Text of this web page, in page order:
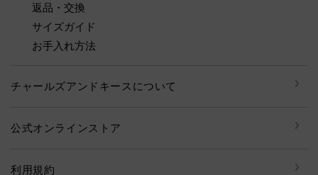
返品・交換
サイズガイド
お手入れ方法
チャールズアンドキースについて
公式オンラインストア
利用規約